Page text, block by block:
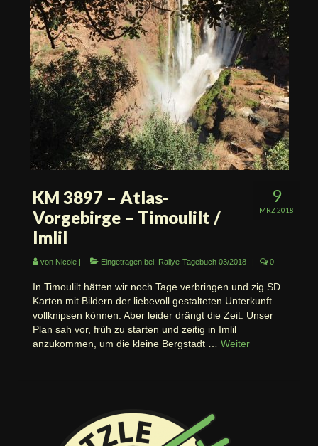
9
MRZ 2018
KM 3897 – Atlas-
Vorgebirge – Timoulilt /
Imlil
von Nicole | Eingetragen bei: Rallye-Tagebuch 03/2018 | 0
In Timoulilt hätten wir noch Tage verbringen und zig SD
Karten mit Bildern der liebevoll gestalteten Unterkunft
vollknipsen können. Aber leider drängt die Zeit. Unser
Plan sah vor, früh zu starten und zeitig in Imlil
anzukommen, um die kleine Bergstadt … Weiter